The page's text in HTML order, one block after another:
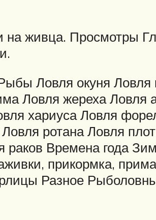
на живца. Просмотры
Ловля окуня
Ловля жереха Ловля
хариуса Ловля
ротана Ловля
раков Времена года
прикормка,
Разное